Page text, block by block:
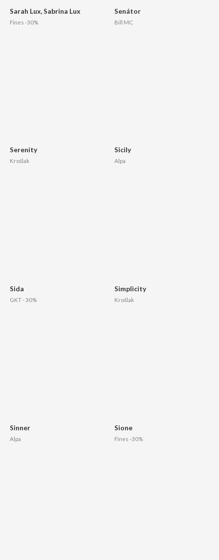
Sarah Lux, Sabrina Lux
Fines -30%
Senátor
Bill MC
Serenity
Krošlak
Sicily
Alpa
Sida
GKT - 30%
Simplicity
Krošlak
Sinner
Alpa
Sione
Fines -30%